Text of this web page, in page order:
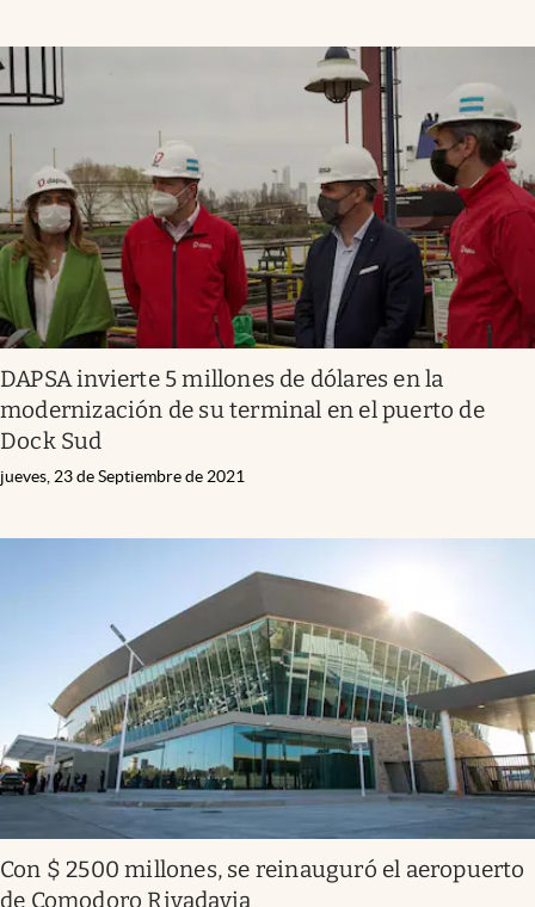
DAPSA invierte 5 millones de dólares en la
modernización de su terminal en el puerto de
Dock Sud
jueves, 23 de Septiembre de 2021
Con $ 2500 millones, se reinauguró el aeropuerto
de Comodoro Rivadavia